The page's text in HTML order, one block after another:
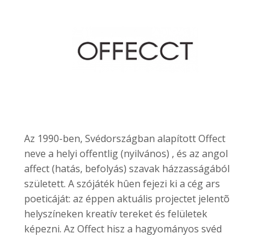
Az 1990-ben, Svédországban alapított Offect
neve a helyi offentlig (nyilvános) , és az angol
affect (hatás, befolyás) szavak házzasságából
született. A szójáték hûen fejezi ki a cég ars
poeticáját: az éppen aktuális projectet jelentõ
helyszíneken kreatív tereket és felületek
képezni. Az Offect hisz a hagyományos svéd